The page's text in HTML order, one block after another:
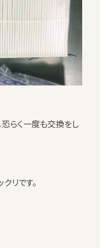
らく一度も交換をし
リです。